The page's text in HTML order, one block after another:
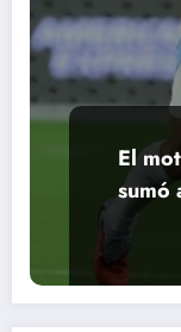
El
sumó